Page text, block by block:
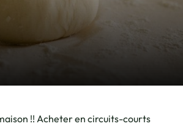
!! Acheter en circuits-courts